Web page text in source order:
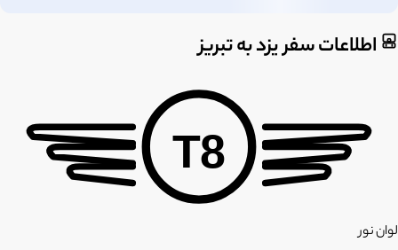
اطلاعات سفر یزد به تبریز
T8
لوان نور